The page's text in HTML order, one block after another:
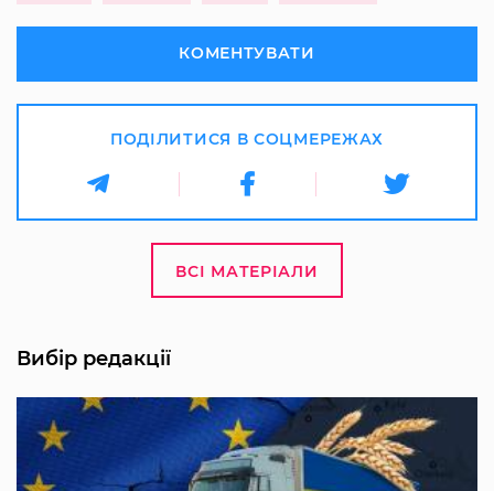
КОМЕНТУВАТИ
ПОДІЛИТИСЯ В СОЦМЕРЕЖАХ
ВСІ МАТЕРІАЛИ
Вибір редакції